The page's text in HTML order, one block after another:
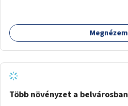
Megnézem
Több növényzet a belvárosban